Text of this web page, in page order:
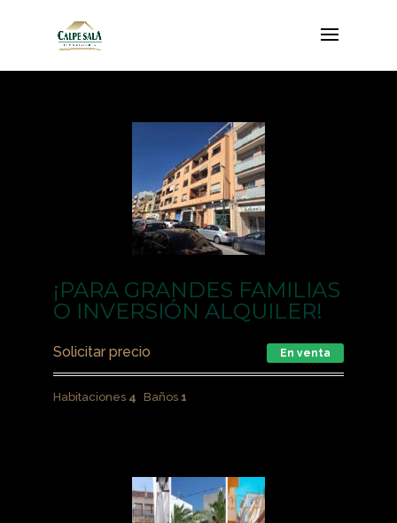
¡PARA GRANDES FAMILIAS
O INVERSIÓN ALQUILER!
Solicitar precio En venta
Habitaciones 4 Baños 1